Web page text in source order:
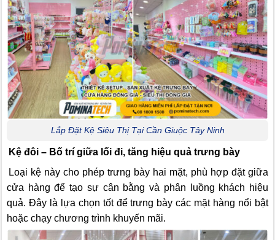
Lắp Đặt Kệ Siêu Thị Tại Cần Giuộc Tây Ninh
Kệ đôi – Bố trí giữa lối đi, tăng hiệu quả trưng bày
Loại kệ này cho phép trưng bày hai mặt, phù hợp đặt giữa
cửa hàng để tạo sự cân bằng và phân luồng khách hiệu
quả. Đây là lựa chọn tốt để trưng bày các mặt hàng nổi bật
hoặc chạy chương trình khuyến mãi.